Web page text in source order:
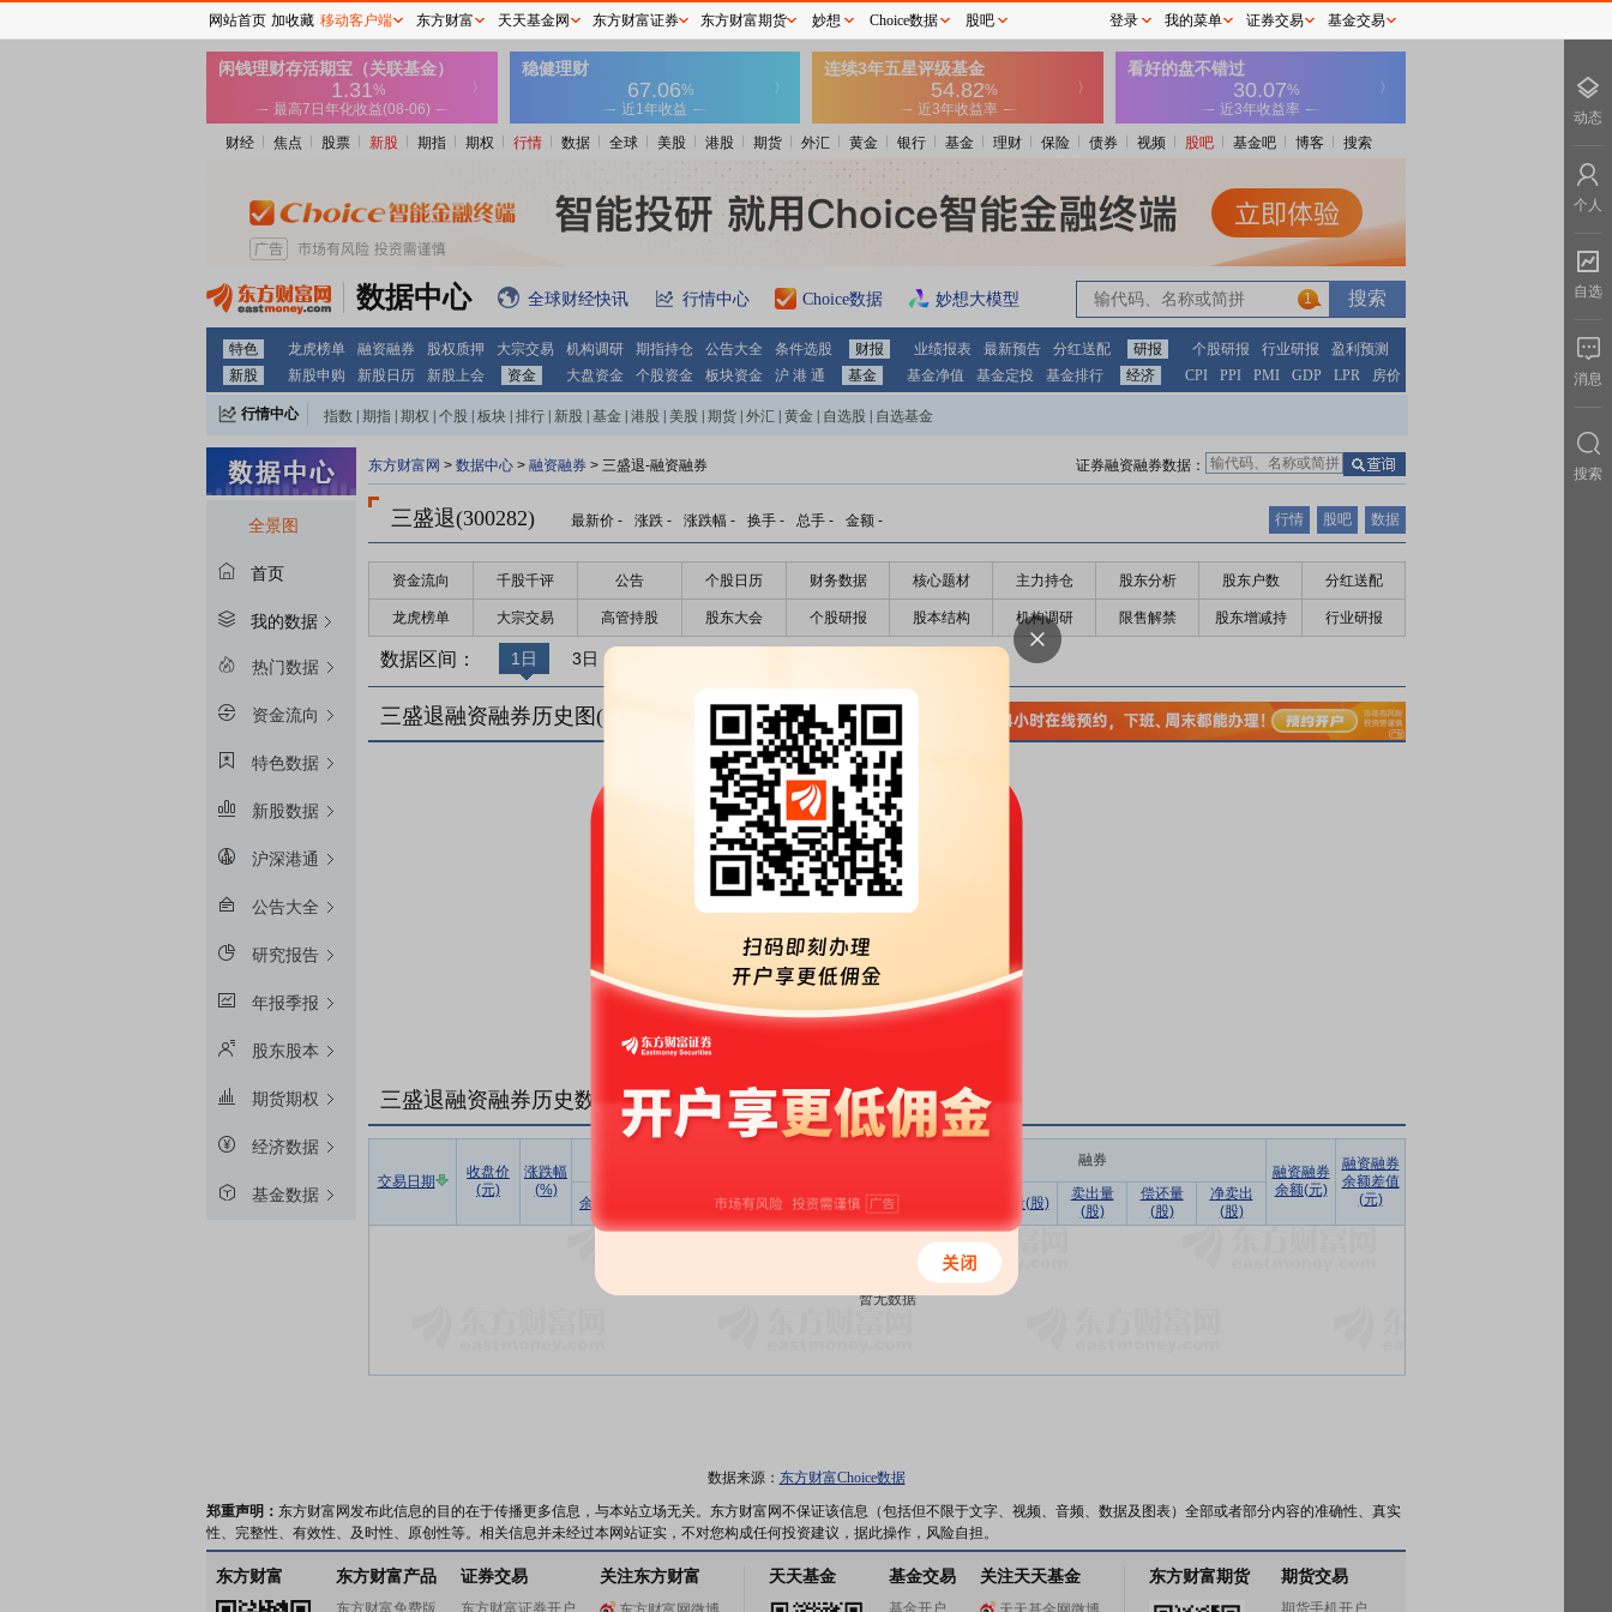
财经 焦点 股票 新股 期指 期权 行情 数据 全球 美股 港股 期货 外汇 黄金 银行 基金 理财 保险 债券 视频 股吧 基金吧 博客 搜索
数据中心 全球财经快讯 行情中心 Choice数据 妙想大模型 1
特色 龙虎榜单 融资融券 股权质押 大宗交易 机构调研 期指持仓 公告大全 条件选股 财报 业绩报表 最新预告 分红送配 研报 个股研报 行业研报
盈利预测
新股
新股申购 新股日历 新股上会 资金 大盘资金 个股资金 板块资金 沪 港 通 基金 基金净值 基金定投 基金排行 经济 CPI PPI PMI GDP LPR 房价
行情中心 指数 期指 期权 个股 板块 排行 新股 基金 港股 美股 期货 外汇 黄金 自选股 自选基金
全景图
首页
我的数据
热门数据
资金流向
特色数据
新股数据
沪深港通
公告大全
研究报告
年报季报
股东股本
期货期权
经济数据
基金数据
东方财富网 > 数据中心 > 融资融券 > 三盛退-融资融券 证券融资融券数据：
三盛退(300282) 最新价 - 涨跌 - 涨跌幅 - 换手 - 总手 - 金额 - 行情 股吧 数据
资金流向 千股千评 公告 个股日历 财务数据 核心题材 主力持仓 股东分析 股东户数 分红送配
龙虎榜单 大宗交易 高管持股 股东大会 个股研报 股本结构 机构调研 限售解禁 股东增减持 行业研报
数据区间： 1日 3日
三盛退融资融券历史图(
三盛退融资融券历史数据(1 日)
交易日期
收盘价
(元)
涨跌幅
(%)
融券
融资融券
余额(元)
融资融券
余额差值
(元)
余额(元)
买入额
(元)
偿还额
(元)
净买入
(元)
余量(股)
卖出量
(股)
偿还量
(股)
净卖出
(股)
暂无数据
数据来源： 东方财富Choice数据
郑重声明： 东方财富网发布此信息的目的在于传播更多信息，与本站立场无关。东方财富网不保证该信息（包括但不限于文字、视频、音频、数据及图表）全部或者部分内容的准确性、真实
性、完整性、有效性、及时性、原创性等。相关信息并未经过本网站证实，不对您构成任何投资建议，据此操作，风险自担。
东方财富 东方财富产品
东方财富免费版
证券交易
东方财富证券开户
关注东方财富 天天基金 基金交易
基金开户
关注天天基金 东方财富期货 期货交易
期货手机开户
网站首页 加收藏 移动客户端 东方财富 天天基金网 东方财富证券 东方财富期货 妙想 Choice数据 股吧 登录 我的菜单 证券交易 基金交易
动态
个人
自选
消息
搜索